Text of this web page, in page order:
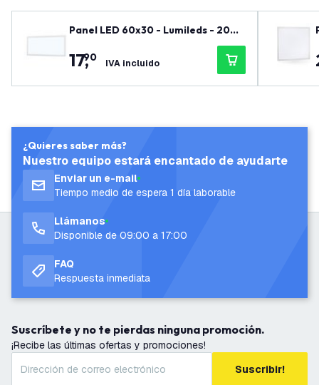
Panel LED 60x30 - Lumileds - 20W
- 125Lm/W - 6500K - 5 años de gar
antía
17,
90 IVA incluido
¿Quieres saber más?
Nuestro equipo estará encantado de ayudarte
Enviar un e-mail
Tiempo medio de espera 1 día laborable
Llámanos
Disponible de 09:00 a 17:00
FAQ
Respuesta inmediata
Suscríbete y no te pierdas ninguna promoción.
¡Recibe las últimas ofertas y promociones!
Suscribir!